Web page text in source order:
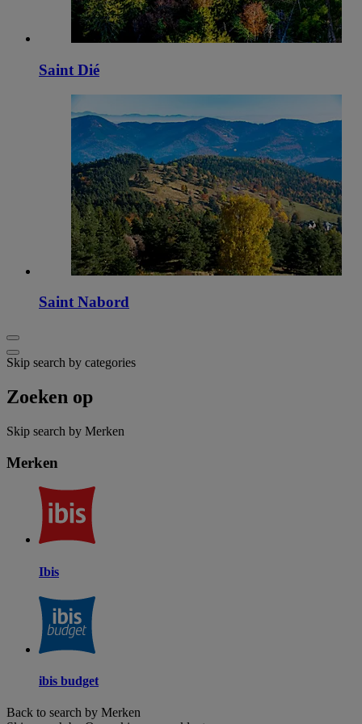
Saint Dié
Saint Nabord
Skip search by categories
Zoeken op
Skip search by Merken
Merken
Ibis
ibis budget
Back to search by Merken